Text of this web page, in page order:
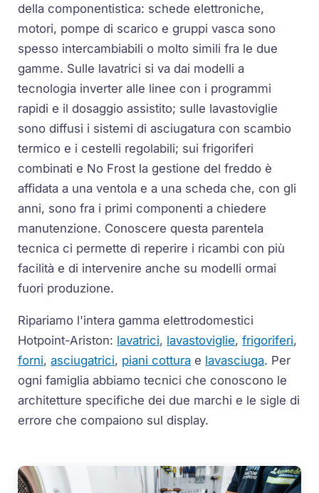
della componentistica: schede elettroniche,
motori, pompe di scarico e gruppi vasca sono
spesso intercambiabili o molto simili fra le due
gamme. Sulle lavatrici si va dai modelli a
tecnologia inverter alle linee con i programmi
rapidi e il dosaggio assistito; sulle lavastoviglie
sono diffusi i sistemi di asciugatura con scambio
termico e i cestelli regolabili; sui frigoriferi
combinati e No Frost la gestione del freddo è
affidata a una ventola e a una scheda che, con gli
anni, sono fra i primi componenti a chiedere
manutenzione. Conoscere questa parentela
tecnica ci permette di reperire i ricambi con più
facilità e di intervenire anche su modelli ormai
fuori produzione.
Ripariamo l'intera gamma elettrodomestici
Hotpoint-Ariston: lavatrici, lavastoviglie,frigoriferi,
forni,asciugatrici, piani cottura e lavasciuga. Per
ogni famiglia abbiamo tecnici che conoscono le
architetture specifiche dei due marchi e le sigle di
errore che compaiono sul display.